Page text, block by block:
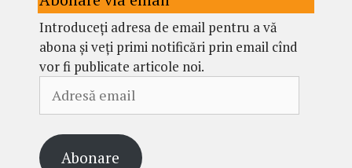
Introduceți adresa de email pentru a vă
abona și veți primi notificări prin email cînd
vor fi publicate articole noi.
email
Abonare